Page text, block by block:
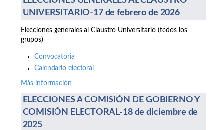
UNIVERSITARIO-17 de febrero de 2026
Elecciones generales al Claustro Universitario (todos los
grupos)
Convocatoria
Calendario electoral
Más información
ELECCIONES A COMISIÓN DE GOBIERNO Y
COMISIÓN ELECTORAL-18 de diciembre de
2025